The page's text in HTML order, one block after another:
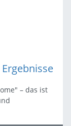
– das ist